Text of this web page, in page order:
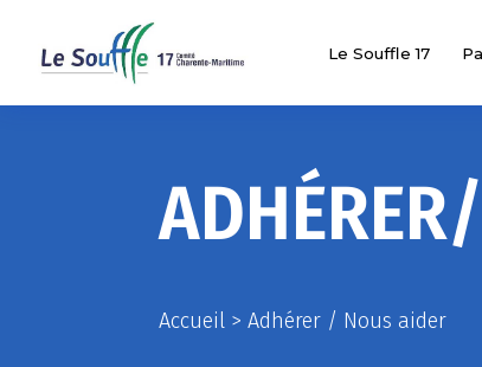
Le Souffle 17
Accueil >Adhérer / Nous aider